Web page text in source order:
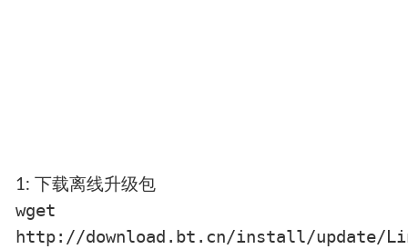
1: 下载离线升级包
wget
http://download.bt.cn/install/update/